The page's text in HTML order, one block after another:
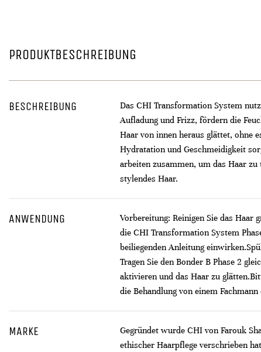
PRODUKTBESCHREIBUNG
BESCHREIBUNG
Das CHI Transformation System
Aufladung und Frizz, fördern die
Haar von innen heraus glättet, ohne
Hydratation und Geschmeidigkeit
arbeiten zusammen, um das Haar
stylendes Haar.
ANWENDUNG
Vorbereitung: Reinigen Sie das Haar
die CHI Transformation System
beiliegenden Anleitung einwirken.
Tragen Sie den Bonder B Phase 2
aktivieren und das Haar zu glätten.​
die Behandlung von einem
MARKE
Gegründet wurde CHI von Farouk
ethischer Haarpflege verschrieben